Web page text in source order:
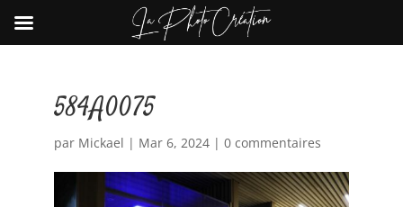
584A0075
par Mickael | Mar 6, 2024| 0 commentaires